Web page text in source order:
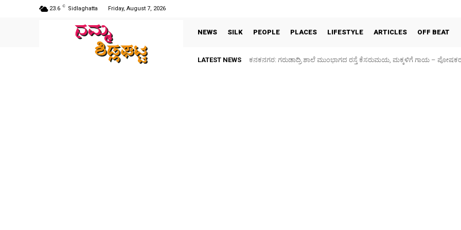
23.6 C Sidlaghatta Friday, August 7, 2026
NEWS SILK PEOPLE PLACES LIFESTYLE ARTICLES OFF BEAT
LATEST NEWS ಕನಕನಗರ: ಗರುಡಾದ್ರಿ ಶಾಲೆ ಮುಂಭಾಗದ ರಸ್ತೆ ಕೆಸರುಮಯ, ಮಕ್ಕಳಿಗೆ ಗಾಯ –